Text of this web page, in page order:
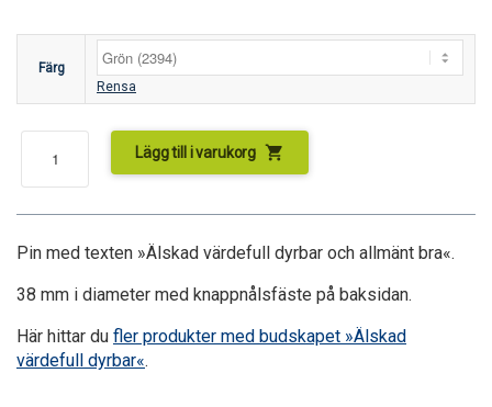
Färg
Rensa
Lägg till i varukorg shopping_cart
Pin med texten »Älskad värdefull dyrbar och allmänt bra«.
38 mm i diameter med knappnålsfäste på baksidan.
Här hittar du fler produkter med budskapet »Älskad
värdefull dyrbar«.